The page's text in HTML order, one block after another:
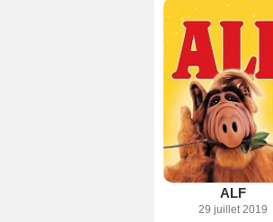
ALF
29 juillet 2019